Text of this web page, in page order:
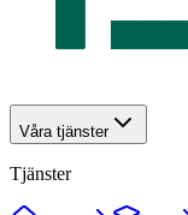
Våra tjänster
Tjänster